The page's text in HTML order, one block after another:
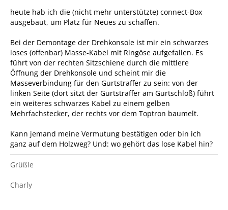
heute hab ich die (nicht mehr unterstützte) connect-Box
ausgebaut, um Platz für Neues zu schaffen.
Bei der Demontage der Drehkonsole ist mir ein schwarzes
loses (offenbar) Masse-Kabel mit Ringöse aufgefallen. Es
führt von der rechten Sitzschiene durch die mittlere
Öffnung der Drehkonsole und scheint mir die
Masseverbindung für den Gurtstraffer zu sein: von der
linken Seite (dort sitzt der Gurtstraffer am Gurtschloß) führt
ein weiteres schwarzes Kabel zu einem gelben
Mehrfachstecker, der rechts vor dem Toptron baumelt.
Kann jemand meine Vermutung bestätigen oder bin ich
ganz auf dem Holzweg? Und: wo gehört das lose Kabel hin?
Grüßle
Charly